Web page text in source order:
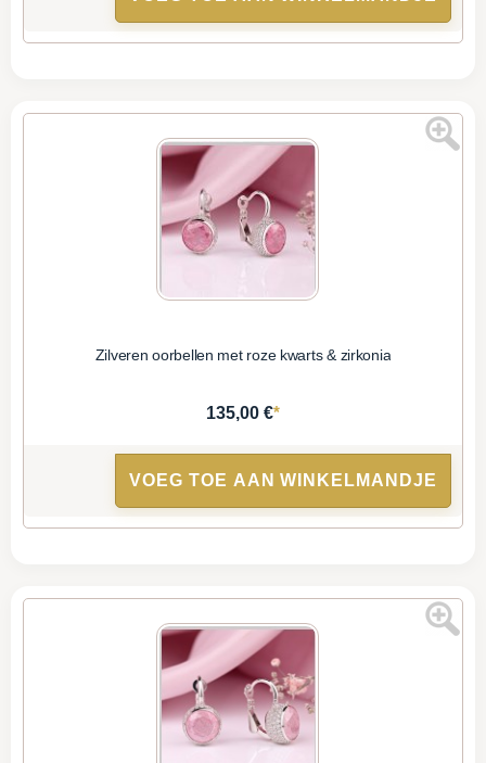
Zilveren oorbellen met roze kwarts & zirkonia
135,00 €*
VOEG TOE AAN WINKELMANDJE